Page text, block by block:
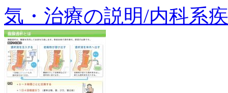
気・治療の説明/内科系